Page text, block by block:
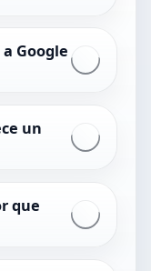
Google
un
que